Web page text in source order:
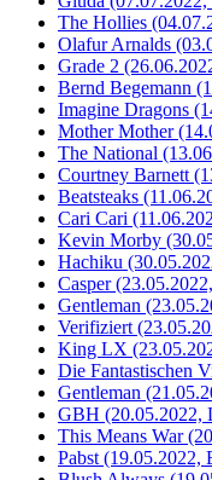
The Hollies
Olafur Arnalds
Grade 2
Bernd Begemann
Imagine Dragons
Mother Mother
The National
Courtney Barnett
Beatsteaks
Cari Cari
Kevin Morby
Hachiku
Casper
Gentleman
Verifiziert
King LX
Die Fantastischen
Gentleman
GBH (20.05.2022,
This Means War
Pabst (19.05.2022,